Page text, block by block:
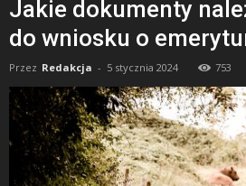
Jakie dokumenty
do wniosku o
Przez Redakcja - 5 stycznia 2024 753